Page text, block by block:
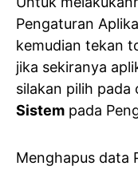
Pengaturan
kemudian tekan
jika sekiranya
silakan pilih pada
Sistem pada
Menghapus data